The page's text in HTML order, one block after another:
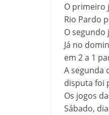
O primeiro
Rio Pardo
O segundo
Já no
em 2 a 1
A segunda
disputa foi
Os jogos
Sábado,